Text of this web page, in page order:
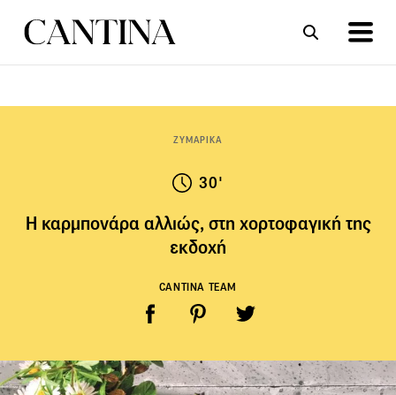
ΖΥΜΑΡΙΚΑ
30'
Η καρμπονάρα αλλιώς, στη χορτοφαγική της
εκδοχή
CANTINA TEAM